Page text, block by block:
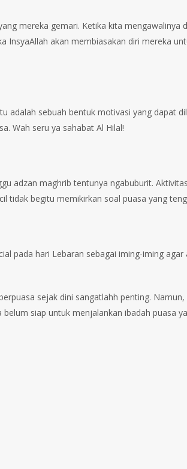
mereka gemari. Ketika kita mengawalinya
InsyaAllah akan membiasakan diri mereka
adalah sebuah bentuk motivasi yang dapat
Wah seru ya sahabat Al Hilal!
adzan maghrib tentunya ngabuburit.
tidak begitu memikirkan soal puasa yang
pada hari Lebaran sebagai iming-iming
sejak dini sangatlahh penting.
siap untuk menjalankan ibadah puasa